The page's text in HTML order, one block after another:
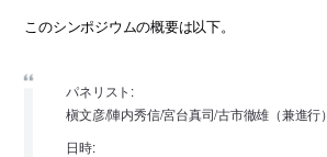
このシンポジウムの概要は以下。
パネリスト:
槇文彦/陣内秀信/宮台真司/古市徹雄（兼進行）
日時: